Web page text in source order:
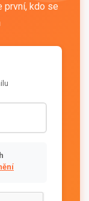
první, kdo se